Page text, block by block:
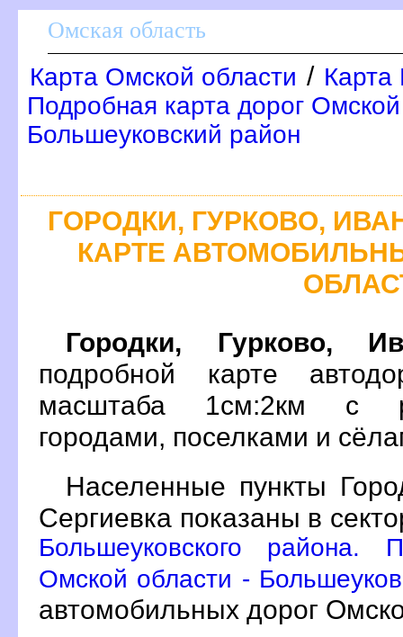
Омская область
Карта Омской области / Карта
Подробная карта дорог
Большеуковский район
ГОРОДКИ, ГУРКОВО,
КАРТЕ
Городки, Гурково,
подробной карте
масштаба 1см:2км с
ородами, поселками и
Населенные пункты
Сергиевка показаны в
Большеуковского района.
Омской области -
автомобильных дорог